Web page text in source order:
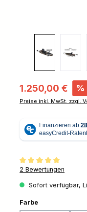
Verkaufspreis:
1.250,00 € %
Preise inkl. MwSt. zzgl.
Durchschnittliche
2 Bewertungen
Sofort verfügbar,
Farbeauswählen